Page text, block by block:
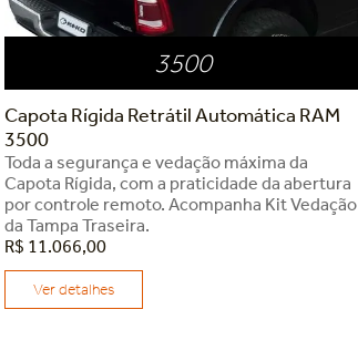
3500
Capota Rígida Retrátil Automática RAM
3500
Toda a segurança e vedação máxima da
Capota Rígida, com a praticidade da abertura
por controle remoto. Acompanha Kit Vedação
da Tampa Traseira.
R$ 11.066,00
Ver detalhes